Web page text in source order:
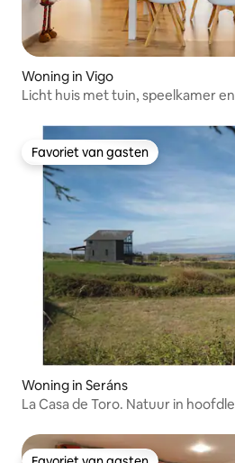
Woning in Vigo
Licht huis met tuin, speelkamer
Favoriet van gasten
Favoriet van gasten
Woning in Seráns
La Casa de Toro. Natuur in